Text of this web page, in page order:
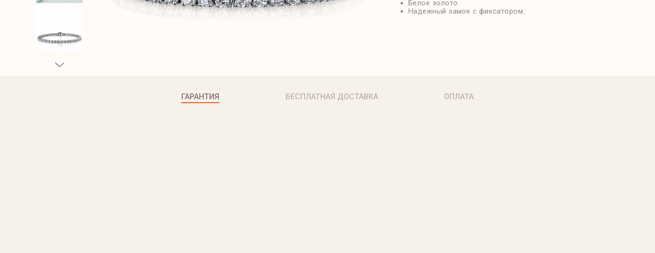
Белое золото.
Надежный замок с фиксатором.
ГАРАНТИЯ БЕСПЛАТНАЯ ДОСТАВКА ОПЛАТА